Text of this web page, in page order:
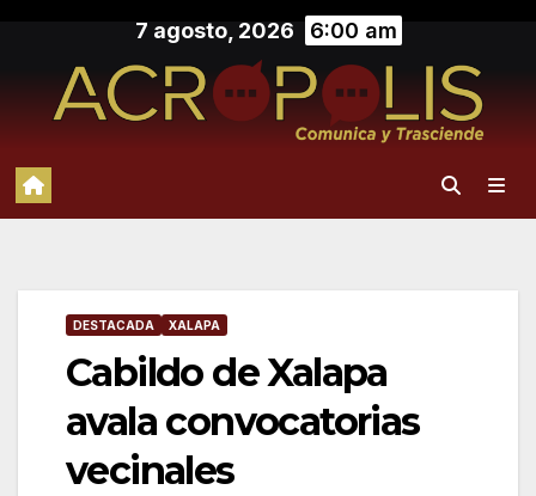
contenido
7 agosto, 2026 6:00 am
DESTACADA XALAPA
Cabildo de Xalapa
avala convocatorias
vecinales